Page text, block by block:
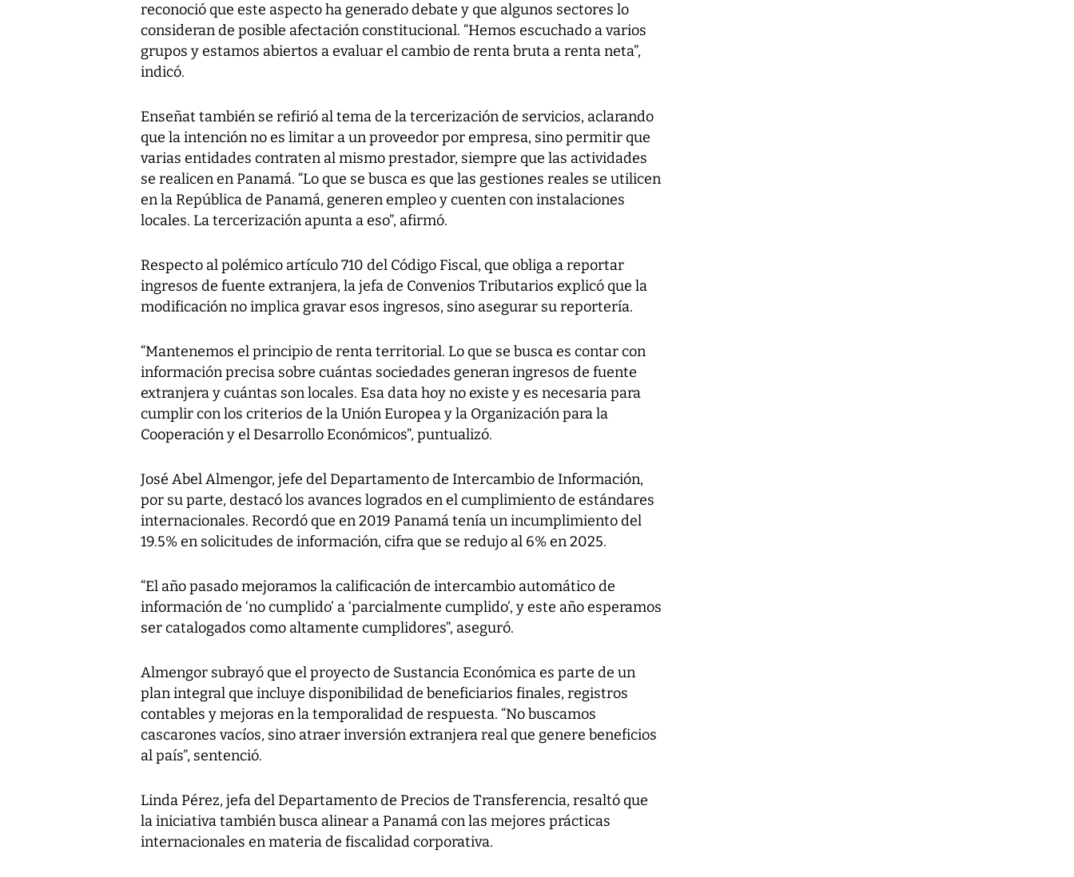
reconoció que este aspecto ha generado debate y que algunos sectores lo
consideran de posible afectación constitucional. “Hemos escuchado a varios
grupos y estamos abiertos a evaluar el cambio de renta bruta a renta neta”,
indicó.
Enseñat también se refirió al tema de la tercerización de servicios, aclarando
que la intención no es limitar a un proveedor por empresa, sino permitir que
varias entidades contraten al mismo prestador, siempre que las actividades
se realicen en Panamá. “Lo que se busca es que las gestiones reales se utilicen
en la República de Panamá, generen empleo y cuenten con instalaciones
locales. La tercerización apunta a eso”, afirmó.
Respecto al polémico artículo 710 del Código Fiscal, que obliga a reportar
ingresos de fuente extranjera, la jefa de Convenios Tributarios explicó que la
modificación no implica gravar esos ingresos, sino asegurar su reportería.
“Mantenemos el principio de renta territorial. Lo que se busca es contar con
información precisa sobre cuántas sociedades generan ingresos de fuente
extranjera y cuántas son locales. Esa data hoy no existe y es necesaria para
cumplir con los criterios de la Unión Europea y la Organización para la
Cooperación y el Desarrollo Económicos”, puntualizó.
José Abel Almengor, jefe del Departamento de Intercambio de Información,
por su parte, destacó los avances logrados en el cumplimiento de estándares
internacionales. Recordó que en 2019 Panamá tenía un incumplimiento del
19.5% en solicitudes de información, cifra que se redujo al 6% en 2025.
“El año pasado mejoramos la calificación de intercambio automático de
información de ‘no cumplido’ a ‘parcialmente cumplido’, y este año esperamos
ser catalogados como altamente cumplidores”, aseguró.
Almengor subrayó que el proyecto de Sustancia Económica es parte de un
plan integral que incluye disponibilidad de beneficiarios finales, registros
contables y mejoras en la temporalidad de respuesta. “No buscamos
cascarones vacíos, sino atraer inversión extranjera real que genere beneficios
al país”, sentenció.
Linda Pérez, jefa del Departamento de Precios de Transferencia, resaltó que
la iniciativa también busca alinear a Panamá con las mejores prácticas
internacionales en materia de fiscalidad corporativa.